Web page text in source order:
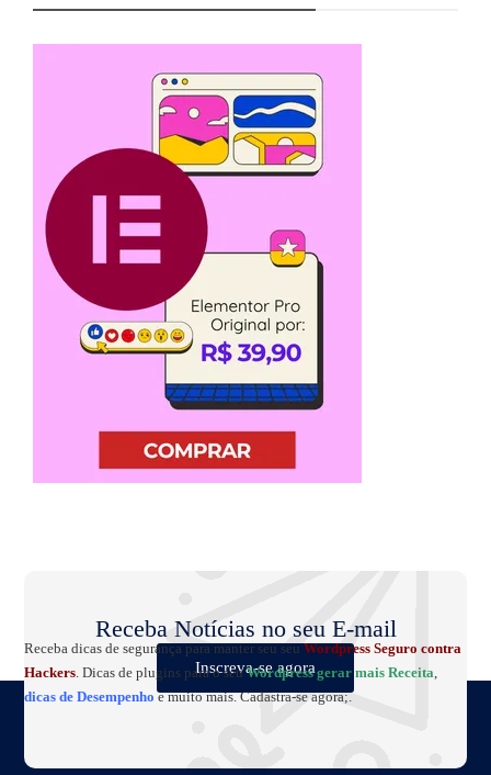
Receba Notícias no seu E-mail
Inscreva-se agora
Receba dicas de segurança para manter seu seuWordpress Seguro contra
Hackers . Dicas de plugins para o seuWordpress gerar mais Receita
dicas de Desempenho e muito mais. Cadastra-se agora;.